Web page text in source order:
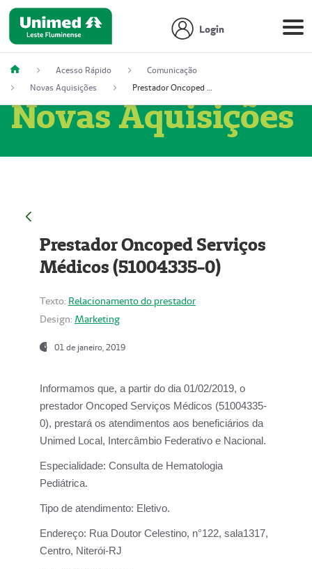
Login
Acesso Rápido
Comunicação
Novas Aquisições
Prestador Oncoped Serviços Médicos (51004335-0)
Novas Aquisições
Prestador Oncoped Serviços
Médicos (51004335-0)
Texto: Relacionamento do prestador
Design: Marketing
01 de janeiro, 2019
Informamos que, a partir do dia 01/02/2019, o
prestador Oncoped Serviços Médicos (51004335-
0), prestará os atendimentos aos beneficiários da
Unimed Local, Intercâmbio Federativo e Nacional.
Especialidade: Consulta de Hematologia
Pediátrica.
Tipo de atendimento: Eletivo.
Endereço: Rua Doutor Celestino, n°122, sala1317,
Centro, Niterói-RJ